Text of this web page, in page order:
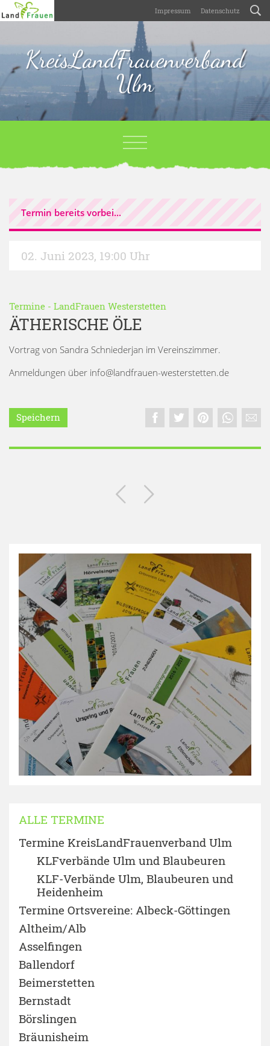
Impressum Datenschutz
KreisLandFrauenverband
Ulm
Termin bereits vorbei...
02. Juni 2023, 19:00 Uhr
Termine - LandFrauen Westerstetten
ÄTHERISCHE ÖLE
Vortrag von Sandra Schniederjan im Vereinszimmer.
Anmeldungen über info@landfrauen-westerstetten.de
Speichern
ALLE TERMINE
Termine KreisLandFrauenverband Ulm
KLFverbände Ulm und Blaubeuren
KLF-Verbände Ulm, Blaubeuren und
Heidenheim
Termine Ortsvereine: Albeck-Göttingen
Altheim/Alb
Asselfingen
Ballendorf
Beimerstetten
Bernstadt
Börslingen
Bräunisheim